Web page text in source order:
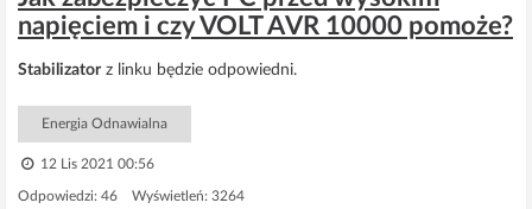
napięciem i czy VOLT AVR 10000 pomoże?
Stabilizatorz linku będzie odpowiedni.
Energia Odnawialna
12 Lis 2021 00:56
Odpowiedzi: 46 Wyświetleń: 3264